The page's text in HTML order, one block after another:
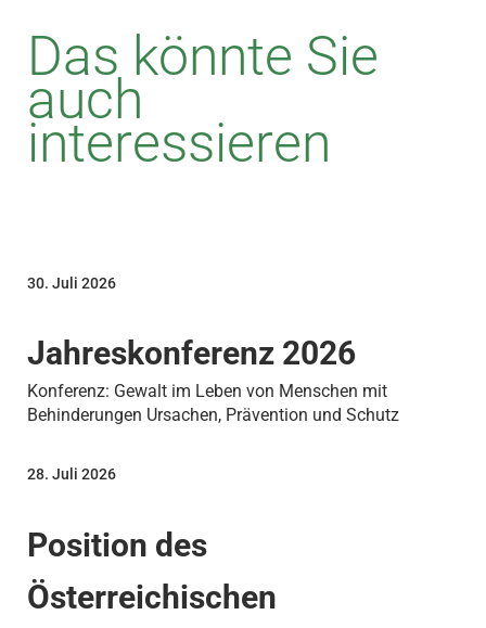
Das könnte Sie
auch
interessieren
Jahreskonferenz 2026
30. Juli 2026
Konferenz: Gewalt im Leben von Menschen mit
Behinderungen Ursachen, Prävention und Schutz
Position des
Österreichischen
28. Juli 2026